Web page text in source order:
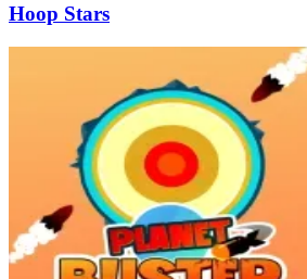
Hoop Stars